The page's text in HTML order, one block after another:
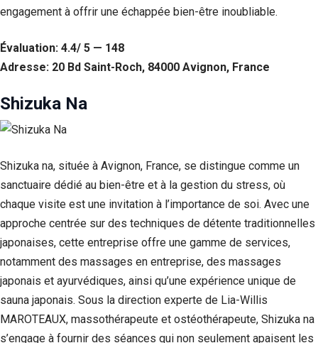
engagement à offrir une échappée bien-être inoubliable.
Évaluation: 4.4/ 5 — 148
Adresse: 20 Bd Saint-Roch, 84000 Avignon, France
Shizuka Na
Shizuka na, située à Avignon, France, se distingue comme un
sanctuaire dédié au bien-être et à la gestion du stress, où
chaque visite est une invitation à l’importance de soi. Avec une
approche centrée sur des techniques de détente traditionnelles
japonaises, cette entreprise offre une gamme de services,
notamment des massages en entreprise, des massages
japonais et ayurvédiques, ainsi qu’une expérience unique de
sauna japonais. Sous la direction experte de Lia-Willis
MAROTEAUX, massothérapeute et ostéothérapeute, Shizuka na
s’engage à fournir des séances qui non seulement apaisent les